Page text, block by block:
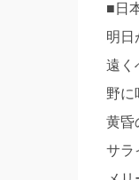
■日
明日
遠く
野に
黄昏
サラ